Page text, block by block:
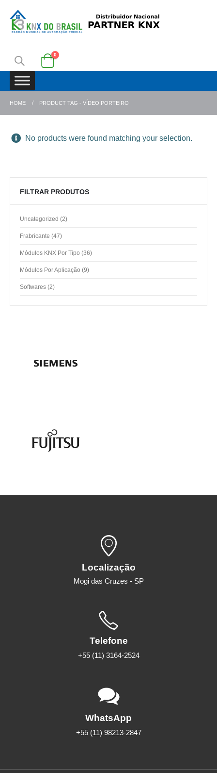
0
HOME PRODUCT TAG - VÍDEO PORTEIRO
No products were found matching your selection.
FILTRAR PRODUTOS
Uncategorized 22
Frabricante 4747
Módulos KNX Por Tipo 3636
Módulos Por Aplicação 99
Softwares 22
Localização
Mogi das Cruzes - SP
Telefone
+55 (11) 3164-2524
WhatsApp
+55 (11) 98213-2847